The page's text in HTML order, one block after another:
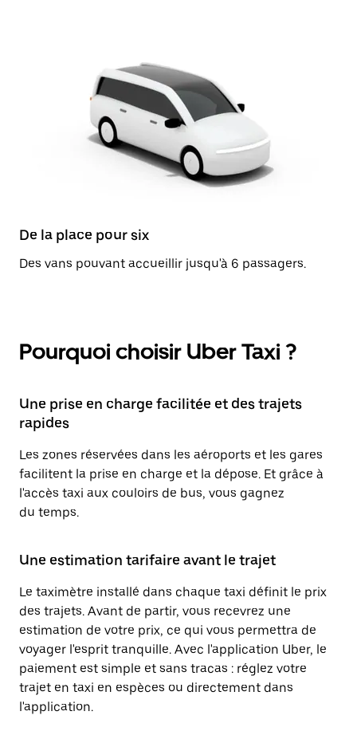
De la place pour six
Des vans pouvant accueillir jusqu'à 6 passagers.
Pourquoi choisir Uber Taxi ?
Une prise en charge facilitée et des trajets
rapides
Les zones réservées dans les aéroports et les gares
facilitent la prise en charge et la dépose. Et grâce à
l'accès taxi aux couloirs de bus, vous gagnez
du temps.
Une estimation tarifaire avant le trajet
Le taximètre installé dans chaque taxi définit le prix
des trajets. Avant de partir, vous recevrez une
estimation de votre prix, ce qui vous permettra de
voyager l'esprit tranquille. Avec l'application Uber, le
paiement est simple et sans tracas : réglez votre
trajet en taxi en espèces ou directement dans
l'application.